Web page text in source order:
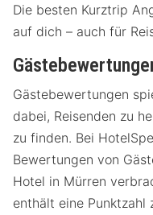
Die besten Kurztrip
auf dich – auch für
Gästebewertungen
dabei, Reisenden zu
zu finden. Bei
Bewertungen von
Hotel in Mürren
enthält eine Punktzahl